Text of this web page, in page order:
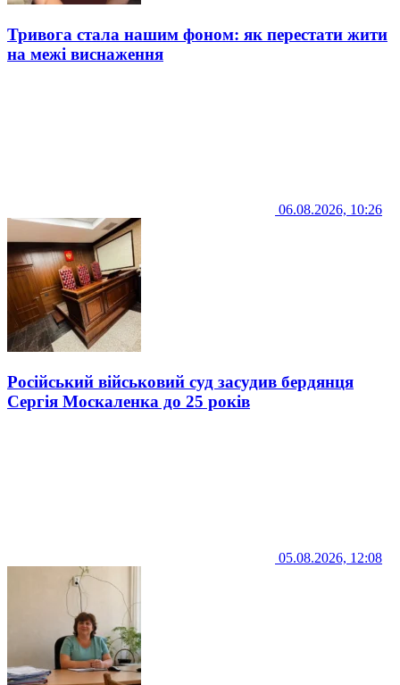
Тривога стала нашим фоном: як перестати жити
на межі виснаження
06.08.2026, 10:26
Російський військовий суд засудив бердянця
Сергія Москаленка до 25 років
05.08.2026, 12:08